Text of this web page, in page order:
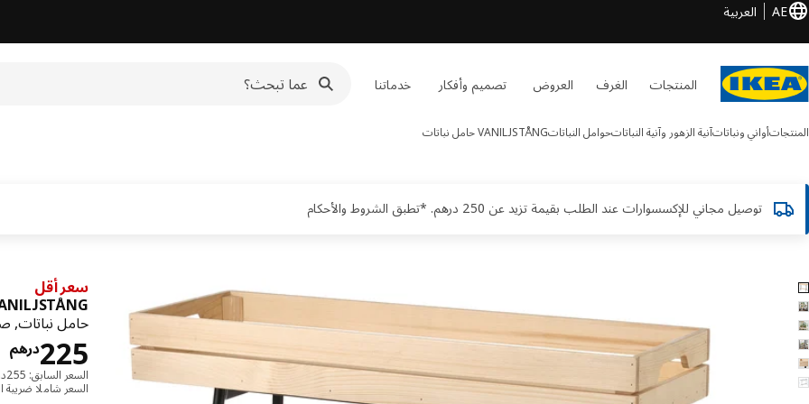
AE العربية
المنتجات الغرف العروض تصميم وأفكار خدماتنا
المنتجاتأواني ونباتاتآنية الزهور وآنية النباتاتحوامل النباتاتVANILJSTÅNGحامل نباتات
توصيل مجاني للإكسسوارات عند الطلب بقيمة تزيد عن 250 درهم. *تطبق الشروط والأحكام
6 VANILJSTÅNG الصور الصور
سعر أقل
حامل نباتات,
درهم225
السعر السابق: ‭255‬درهم
السعر شاملا ضريبة